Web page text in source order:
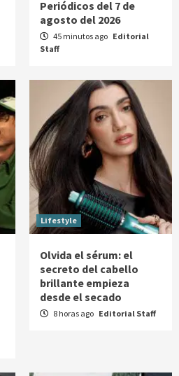
Periódicos del 7 de
agosto del 2026
45 minutos ago Editorial
Staff
Lifestyle
Olvida el sérum: el
secreto del cabello
brillante empieza
desde el secado
8 horas ago Editorial Staff